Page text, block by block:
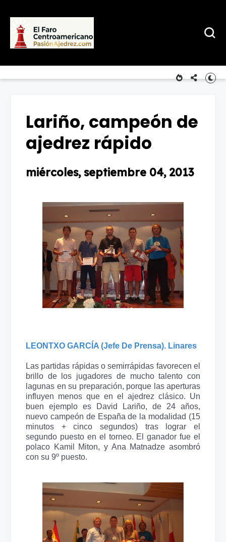
Lariño, campeón de
ajedrez rápido
miércoles, septiembre 04, 2013
LEONTXO GARCÍA (Jefe De Prensa). Linares
Las partidas rápidas o semirrápidas favorecen el
brillo de los jugadores de mucho talento con
lagunas en su preparación, porque las aperturas
influyen menos que en el ajedrez clásico. Un
buen ejemplo es David Lariño, de 24 años,
nuevo campeón de España de la modalidad (15
minutos + cinco segundos) tras lograr el
segundo puesto en el torneo. El ganador fue el
polaco Kamil Miton, y Ana Matnadze asombró
con su 9º puesto.